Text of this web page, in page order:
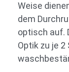
Weise
dem
optisch auf.
Optik zu je